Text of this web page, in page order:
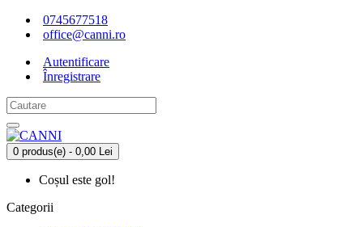
0745677518
office@canni.ro
Autentificare
Înregistrare
0 produs(e) - 0,00 Lei
Coșul este gol!
Categorii